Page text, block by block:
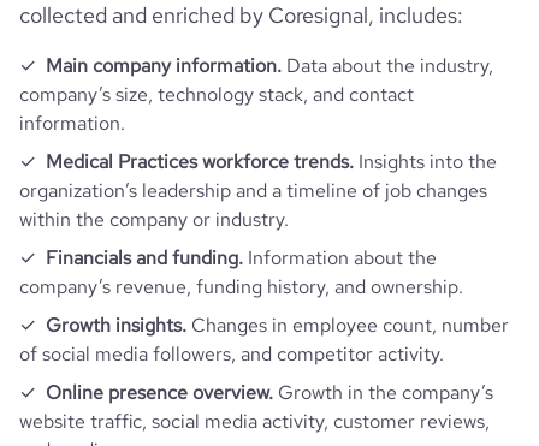
collected and enriched by Coresignal, includes:
Main company information. Data about the industry,
company’s size, technology stack, and contact
information.
Medical Practices workforce trends. Insights into the
organization’s leadership and a timeline of job changes
within the company or industry.
Financials and funding. Information about the
company’s revenue, funding history, and ownership.
Growth insights. Changes in employee count, number
of social media followers, and competitor activity.
Online presence overview. Growth in the company’s
website traffic, social media activity, customer reviews,